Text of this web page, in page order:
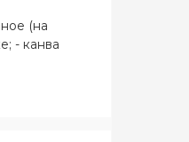
(на
- канва